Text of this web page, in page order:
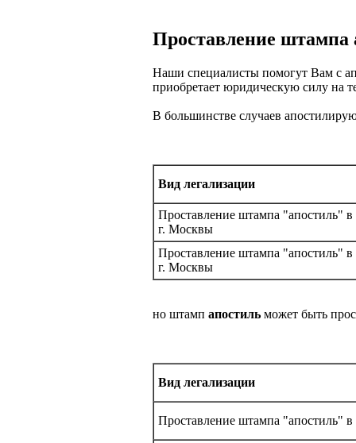
Проставление штампа
Наши специалисты помогут Вам с
приобретает юридическую силу на
В большинстве случаев
Вид легализации
Проставление штампа "апостиль"
г. Москвы
Проставление штампа "апостиль"
г. Москвы
но штамп апостиль может быть
Вид легализации
Проставление штампа "апостиль"